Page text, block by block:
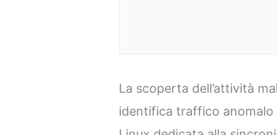
La scoperta dell’attività
identifica traffico